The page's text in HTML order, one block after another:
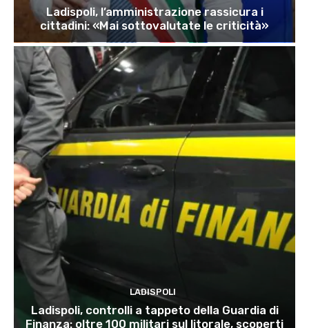
Ladispoli, l’amministrazione rassicura i
cittadini: «Mai sottovalutate le criticità»
LADISPOLI
Ladispoli, controlli a tappeto della Guardia di
Finanza: oltre 100 militari sul litorale, scoperti